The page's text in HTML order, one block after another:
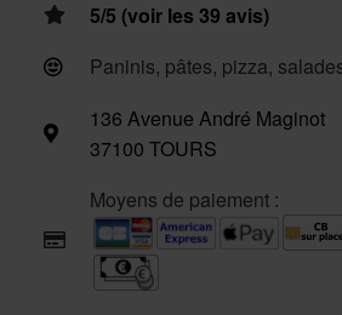
5/5 (voir les 39 avis)
Paninis, pâtes, pizza,
136 Avenue André Maginot
37100 TOURS
Moyens de paiement :